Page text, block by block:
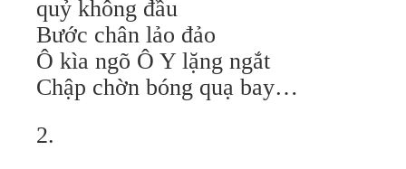
quỷ không đầu
Bước chân lảo đảo
Ô kìa ngõ Ô Y lặng ngắt
Chập chờn bóng quạ bay…
2.